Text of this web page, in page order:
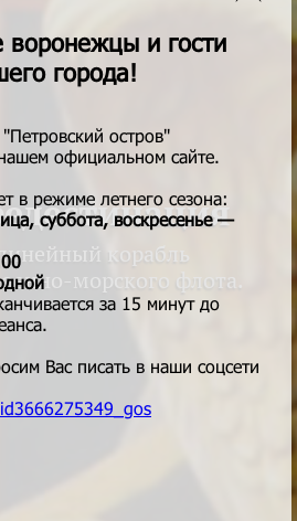
корабль
морского флота.
и гости
города!
остров"
официальном сайте.
в режиме летнего сезона:
суббота, воскресенье —
за 15 минут до
Вас писать в наши соцсети